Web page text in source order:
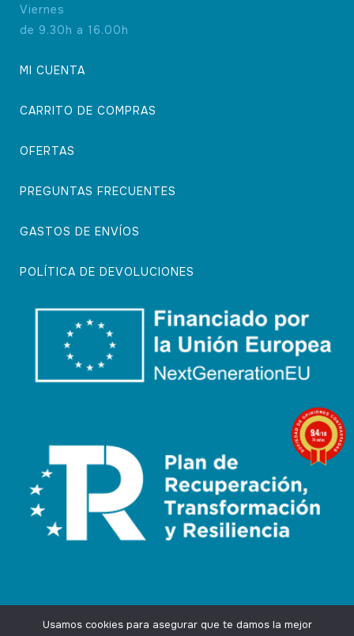
Viernes
de 9.30h a 16.00h
MI CUENTA
CARRITO DE COMPRAS
OFERTAS
PREGUNTAS FRECUENTES
GASTOS DE ENVÍOS
POLÍTICA DE DEVOLUCIONES
Usamos cookies para asegurar que te damos la mejor
9.4/10
74 notas